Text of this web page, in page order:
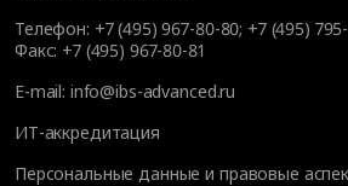
Телефон: +7 (495) 967-80-80; +7 (495)
Факс: +7 (495) 967-80-81
E-mail: info@ibs-advanced.ru
ИТ-аккредитация
Персональные данные и правовые